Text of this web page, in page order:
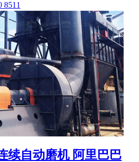
8511
续自动磨机 阿里巴巴